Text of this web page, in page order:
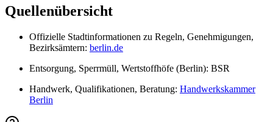
Quellenübersicht
Offizielle Stadtinformationen zu Regeln, Genehmigungen,
Bezirksämtern: berlin.de
Entsorgung, Sperrmüll, Wertstoffhöfe (Berlin): BSR
Handwerk, Qualifikationen, Beratung: Handwerkskammer
Berlin